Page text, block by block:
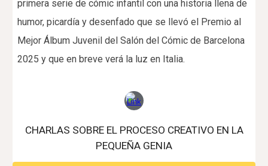
primera serie de cómic infantil con una historia llena de
humor, picardía y desenfado que se llevó el Premio al
Mejor Álbum Juvenil del Salón del Cómic de Barcelona
2025 y que en breve verá la luz en Italia.
CHARLAS SOBRE EL PROCESO CREATIVO EN LA
PEQUEÑA GENIA